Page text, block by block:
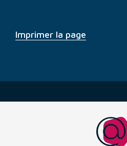
Imprimer la page